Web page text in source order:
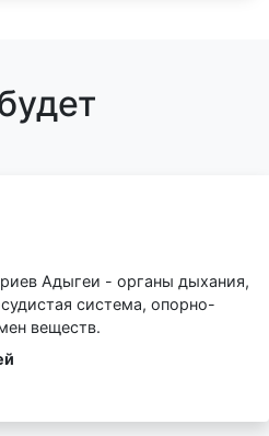
Адыгеи - органы дыхания,
система, опорно-
веществ.